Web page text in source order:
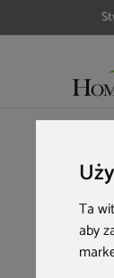
Ta
aby